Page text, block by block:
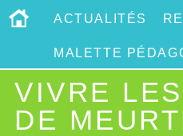
ACTUALITÉS
MALETTE
VIVRE
DE